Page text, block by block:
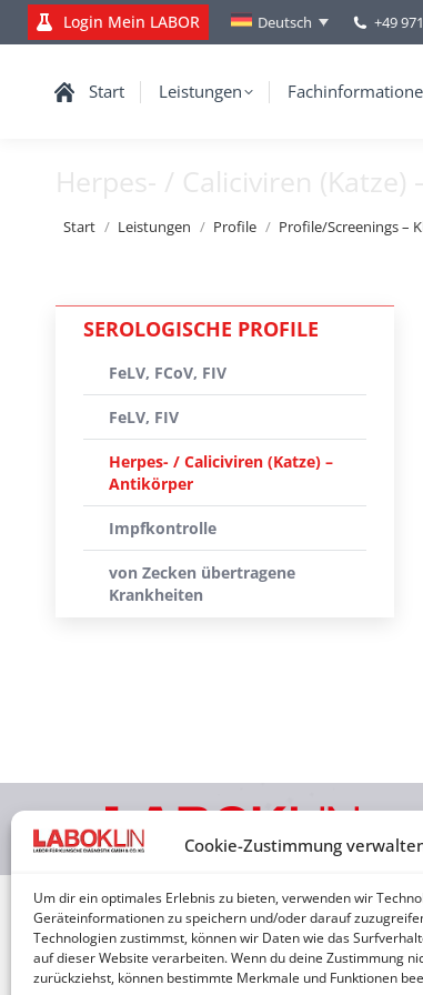
Cookie-Zustimmung
Um dir ein optimales Erlebnis zu bieten, verwenden wir
Geräteinformationen zu speichern und/oder darauf
Technologien zustimmst, können wir Daten wie das
auf dieser Website verarbeiten. Wenn du deine Zustimmung
zurückziehst, können bestimmte Merkmale und Funktionen
Login Mein LABOR Deutsch +49
Start Leistungen
Herpes- / Caliciviren (Katze)
Sie befinden sich hier:
Start Leistungen Profile Profile/Screenings –
SEROLOGISCHE PROFILE
FeLV, FCoV, FIV
FeLV, FIV
Herpes- / Caliciviren (Katze) –
Antikörper
Impfkontrolle
von Zecken übertragene
Krankheiten